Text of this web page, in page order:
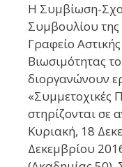
Η Συμβίωση-
Συμβουλίου
Γραφείο
Βιωσιμότητας
διοργανώνουν
«Συμμετοχικές
στηρίζονται σε
Κυριακή, 18
Δεκεμβρίου